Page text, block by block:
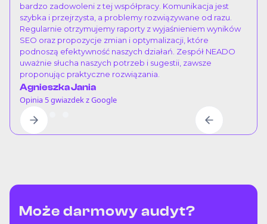
bardzo zadowoleni z tej współpracy. Komunikacja jest
szybka i przejrzysta, a problemy rozwiązywane od razu.
Regularnie otrzymujemy raporty z wyjaśnieniem wyników
SEO oraz propozycje zmian i optymalizacji, które
podnoszą efektywność naszych działań. Zespół NEADO
uważnie słucha naszych potrzeb i sugestii, zawsze
proponując praktyczne rozwiązania.
Agnieszka Jania
Opinia 5 gwiazdek z Google
Może darmowy audyt?